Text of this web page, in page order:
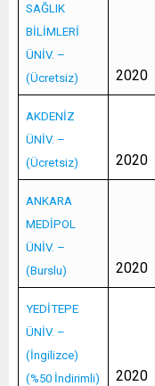
SAĞLIK
BİLİMLERİ
ÜNİV. –
(Ücretsiz)
2020
AKDENİZ
ÜNİV. –
(Ücretsiz)
2020
ANKARA
MEDİPOL
ÜNİV. –
(Burslu)
2020
YEDİTEPE
ÜNİV. –
(İngilizce)
(%50 İndirimli)
2020